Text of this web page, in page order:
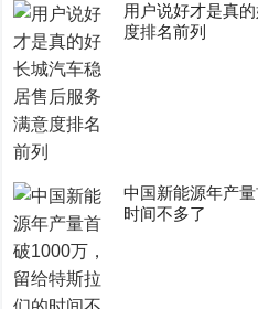
用户说好才是真
度排名前列
中国新能源年产
时间不多了